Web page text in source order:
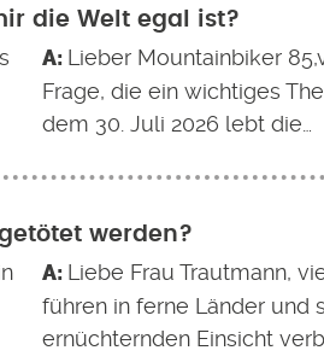
die Welt egal ist?
Lieber Mountainbiker
Frage, die ein wichtiges
dem 30. Juli 2026 lebt die…
werden?
Liebe Frau Trautmann,
führen in ferne Länder und
ernüchternden Einsicht